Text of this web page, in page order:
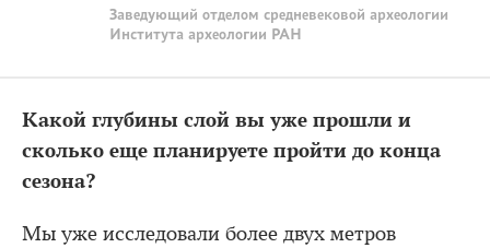
Заведующий отделом средневековой археологии
Института археологии РАН
Какой глубины слой вы уже прошли и
сколько еще планируете пройти до конца
сезона?
Мы уже исследовали более двух метров